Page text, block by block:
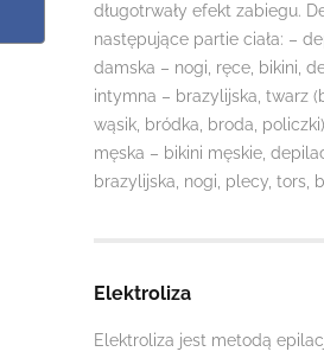
długotrwały efekt zabiegu.
następujące partie ciała: –
damska – nogi, ręce, bikini,
intymna – brazylijska, twarz
wąsik, bródka, broda,
męska – bikini męskie,
brazylijska, nogi, plecy, tors,
Elektroliza
Elektroliza jest metodą